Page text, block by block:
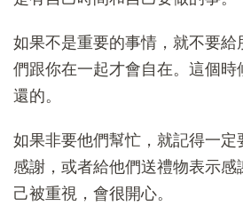
如果不是重要的事情，就不要
們跟你在一起才會自在。這個
還的。
如果非要他們幫忙，就記得一
感謝，或者給他們送禮物表示感
己被重視，會很開心。